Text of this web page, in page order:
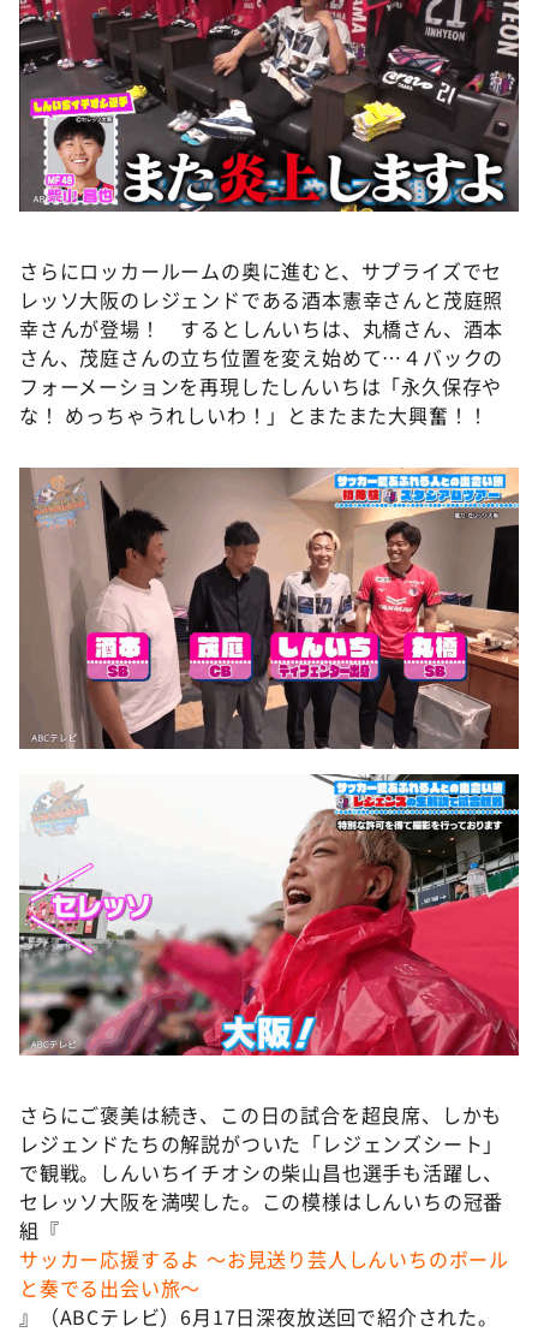
さらにロッカールームの奥に進むと、サプライズでセ
レッソ大阪のレジェンドである酒本憲幸さんと茂庭照
幸さんが登場！ するとしんいちは、丸橋さん、酒本
さん、茂庭さんの立ち位置を変え始めて…４バックの
フォーメーションを再現したしんいちは「永久保存や
な！ めっちゃうれしいわ！」とまたまた大興奮！！
さらにご褒美は続き、この日の試合を超良席、しかも
レジェンドたちの解説がついた「レジェンズシート」
で観戦。しんいちイチオシの柴山昌也選手も活躍し、
セレッソ大阪を満喫した。この模様はしんいちの冠番
組『
サッカー応援するよ ～お見送り芸人しんいちのボール
と奏でる出会い旅～
』（ABCテレビ）6月17日深夜放送回で紹介された。